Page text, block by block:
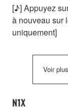
[♪] Appuyez
à nouveau sur
uniquement]
Voir
N1X